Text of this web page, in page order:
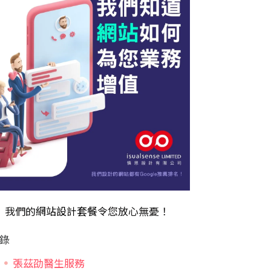
我們的網站設計套餐令您放心無憂！
張茲劭醫生服務